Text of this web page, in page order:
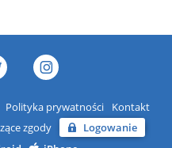
Polityka prywatności
Kontakt
zgody
Logowanie